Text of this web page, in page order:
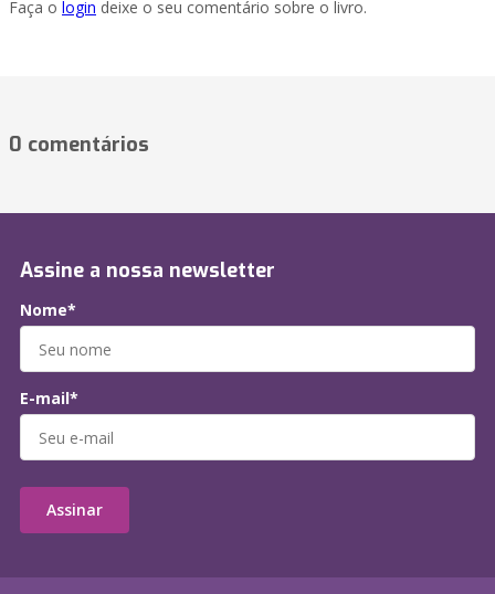
Faça o login deixe o seu comentário sobre o livro.
0 comentários
Assine a nossa newsletter
Nome*
E-mail*
Assinar